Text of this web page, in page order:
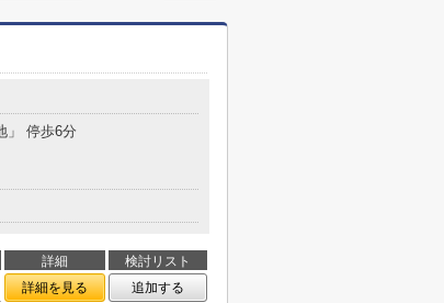
」 停歩6分
詳細
検討リスト
詳細を見る
追加する